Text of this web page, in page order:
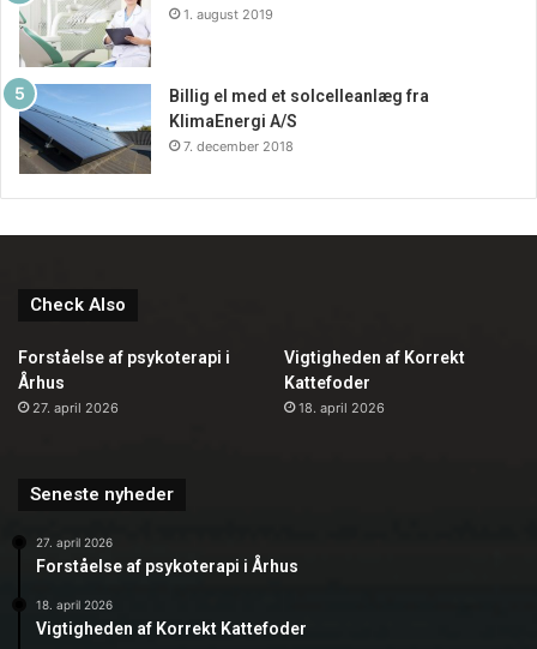
1. august 2019
Billig el med et solcelleanlæg fra
KlimaEnergi A/S
7. december 2018
Check Also
Forståelse af psykoterapi i
Århus
27. april 2026
Vigtigheden af Korrekt
Kattefoder
18. april 2026
Seneste nyheder
27. april 2026
Forståelse af psykoterapi i Århus
18. april 2026
Vigtigheden af Korrekt Kattefoder